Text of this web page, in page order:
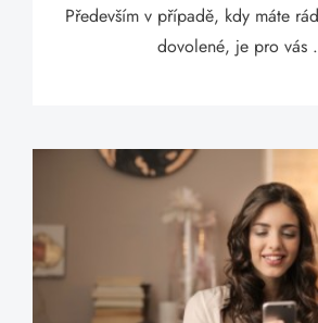
Především v případě, kdy máte
dovolené, je pro vás